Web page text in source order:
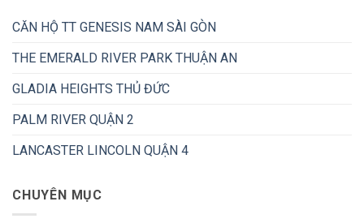
CĂN HỘ TT GENESIS NAM SÀI GÒN
THE EMERALD RIVER PARK THUẬN AN
GLADIA HEIGHTS THỦ ĐỨC
PALM RIVER QUẬN 2
LANCASTER LINCOLN QUẬN 4
CHUYÊN MỤC